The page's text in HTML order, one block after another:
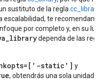
sustituto de la regla cc_library
escalabilidad, te
por completo y, en su
dependa de las
static'] y
, obtendrás una sola unidad